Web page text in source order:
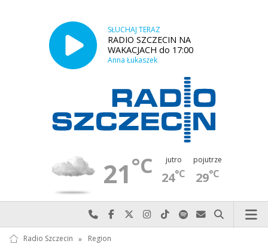
SŁUCHAJ TERAZ
RADIO SZCZECIN NA
WAKACJACH do 17:00
Anna Łukaszek
21°C jutro
24°C
pojutrze
29°C
Najlepiej po prostu do nas zadzwoń
Odwiedź nas na Facebook-u
Odwiedź nas na X
Odwiedź nas na Instagram-ie
Odwiedź nas na TikTok-u
Szukaj nas na Spotify
Wyślij do nas
Szukaj
Radio Szczecin » Region